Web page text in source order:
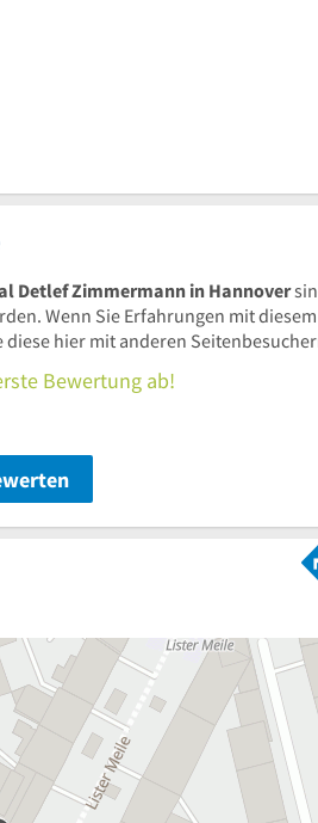
Detlef Zimmermann in Hannover
Wenn Sie Erfahrungen mit diesem
hier mit anderen
Bewertung ab!